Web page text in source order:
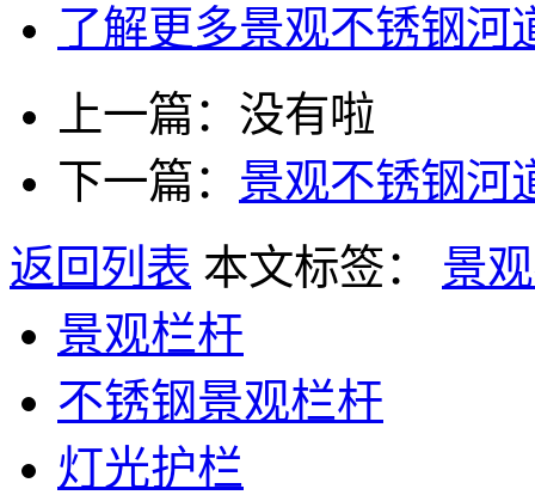
了解更多景观不锈钢河
上一篇：没有啦
下一篇： 景观不锈钢河
返回列表 本文标签： 景
景观栏杆
不锈钢景观栏杆
灯光护栏